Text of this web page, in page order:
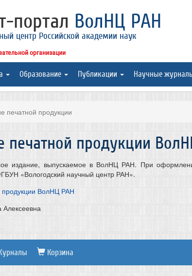
портал ВолНЦ РАН
центр Российской академии наук
организации
Образование Публикации Научные
печатной продукции
печатной продукции
издание, выпускаемое в ВолНЦ РАН. При
«Вологодский научный центр РАН».
продукции ВолНЦ РАН
Алексеевна
Корзина